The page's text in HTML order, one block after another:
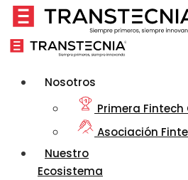
Nosotros
Primera
Asociación
Nuestro
Ecosistema